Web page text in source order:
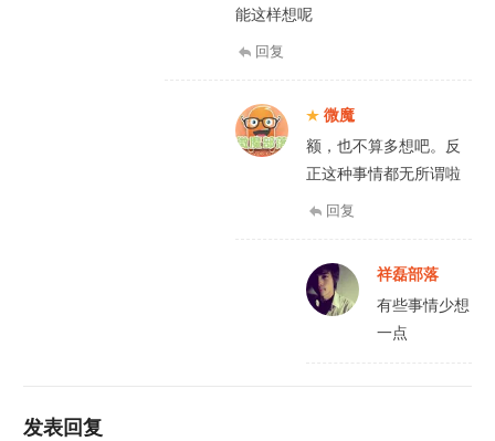
能这样想呢
回复
微魔
额，也不算多想吧。反
正这种事情都无所谓啦
回复
祥磊部落
有些事情少想
一点
发表回复